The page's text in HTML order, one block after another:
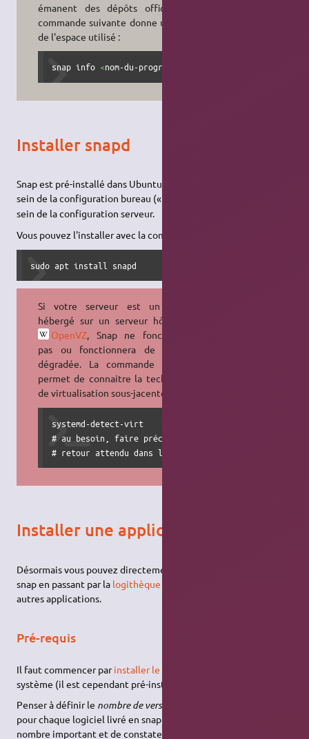
émanent des dépôts officiels. La
commande suivante donne une idée
de l'espace utilisé :
snap info <nom-du-programme
Installer snapd
Snap est pré-installé dans Ubuntu depuis la version 16.04 LTS au
sein de la configuration bureau (« Desktop »)
sein de la configuration serveur.
Vous pouvez l'installer avec la commande suivante :
sudo apt install snapd
Si votre serveur est un
hébergé sur un serveur hôte avec
OpenVZ, Snap ne fonctionnera
pas ou fonctionnera de manière
dégradée. La commande suivante
permet de connaitre la technologie
de virtualisation sous-jacente :
systemd-detect-virt
# au besoin, faire précéder la commande de : sudo
# retour attendu dans le cas de OpenVZ : openvz
Installer une application snap
Désormais vous pouvez directement installer des applications
snap en passant par la logithèque Ubuntu
autres applications.
Pré-requis
Il faut commencer parinstaller le paquet
système (il est cependant pré-installé sur Ubuntu).
Penser à définir le nombre de versions qui seront conservées
pour chaque logiciel livré en snap sous peine d'en retrouver un
nombre important et de constater un important espace de